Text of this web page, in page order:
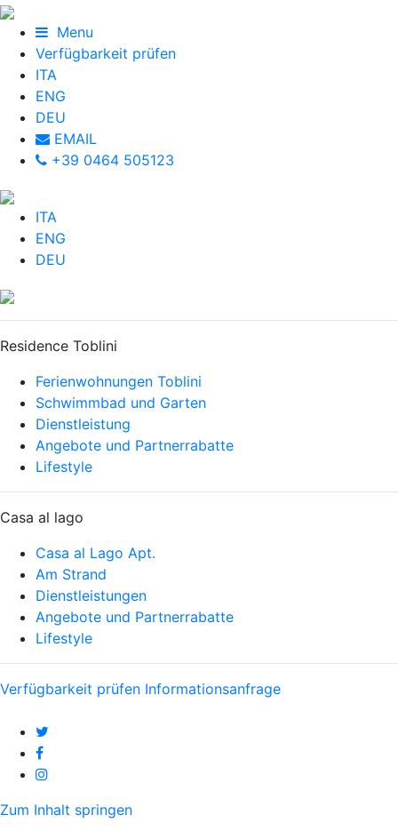
Menu
Verfügbarkeit prüfen
ITA
ENG
DEU
EMAIL
+39 0464 505123
ITA
ENG
DEU
Residence Toblini
Ferienwohnungen Toblini
Schwimmbad und Garten
Dienstleistung
Angebote und Partnerrabatte
Lifestyle
Casa al lago
Casa al Lago Apt.
Am Strand
Dienstleistungen
Angebote und Partnerrabatte
Lifestyle
Verfügbarkeit prüfen Informationsanfrage
Zum Inhalt springen